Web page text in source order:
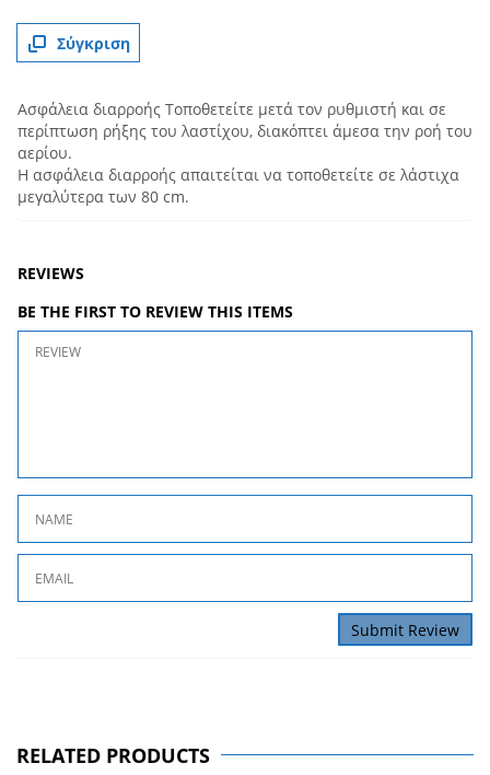
Σύγκριση
Ασφάλεια διαρροής Τοποθετείτε μετά τον ρυθμιστή και σε
περίπτωση ρήξης του λαστίχου, διακόπτει άμεσα την ροή του
αερίου.
Η ασφάλεια διαρροής απαιτείται να τοποθετείτε σε λάστιχα
μεγαλύτερα των 80 cm.
REVIEWS
BE THE FIRST TO REVIEW THIS ITEMS
RELATED PRODUCTS